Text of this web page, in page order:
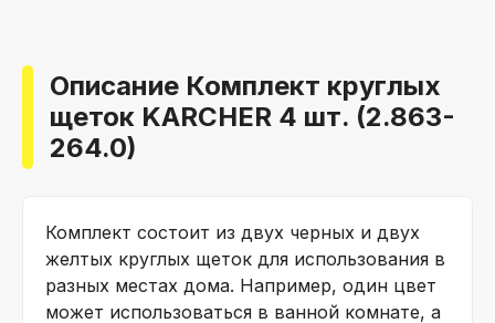
Описание Комплект круглых
щеток KARCHER 4 шт. (2.863-
264.0)
Комплект состоит из двух черных и двух
желтых круглых щеток для использования в
разных местах дома. Например, один цвет
может использоваться в ванной комнате, а